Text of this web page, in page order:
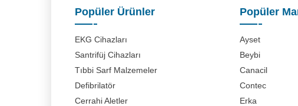
Popüler Ürünler
EKG Cihazları
Santrifüj Cihazları
Tıbbi Sarf Malzemeler
Defibrilatör
Cerrahi Aletler
Popüler
Ayset
Beybi
Canacil
Contec
Erka